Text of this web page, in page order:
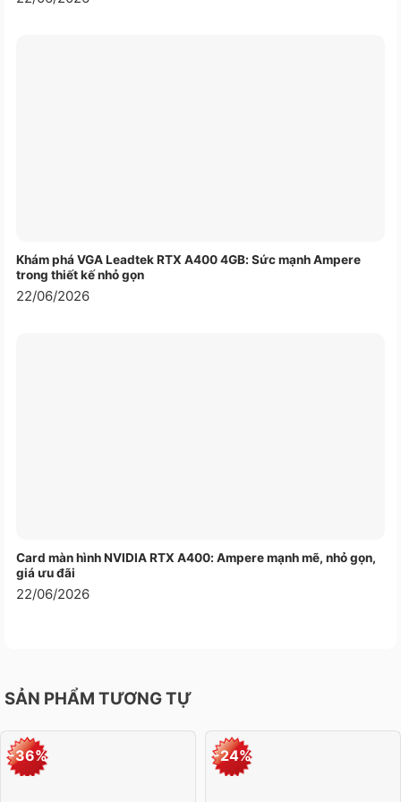
Cụm kê tay được thiết kế khá thoải mái, khiến
Khám phá VGA Leadtek RTX A400 4GB: Sức mạnh Ampere
trong thiết kế nhỏ gọn
22/06/2026
Card màn hình NVIDIA RTX A400: Ampere mạnh mẽ, nhỏ gọn,
giá ưu đãi
22/06/2026
SẢN PHẨM TƯƠNG TỰ
-36% -24%